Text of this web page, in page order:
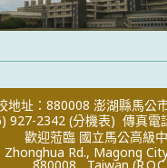
地址：880008 澎湖縣馬公
927-2342 (分機表) 傳真電
歡迎蒞臨 國立馬公高級
Rd., Magong